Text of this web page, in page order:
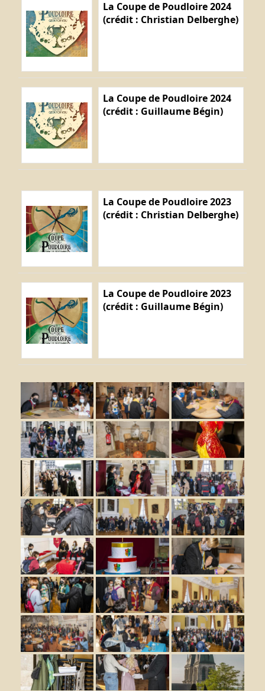
La Coupe de Poudloire 2024
(crédit : Christian Delberghe)
La Coupe de Poudloire 2024
(crédit : Guillaume Bégin)
La Coupe de Poudloire 2023
(crédit : Christian Delberghe)
La Coupe de Poudloire 2023
(crédit : Guillaume Bégin)